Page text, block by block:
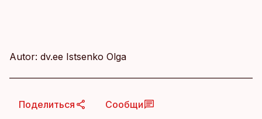
Autor: dv.ee Istsenko Olga
Поделиться Сообщи